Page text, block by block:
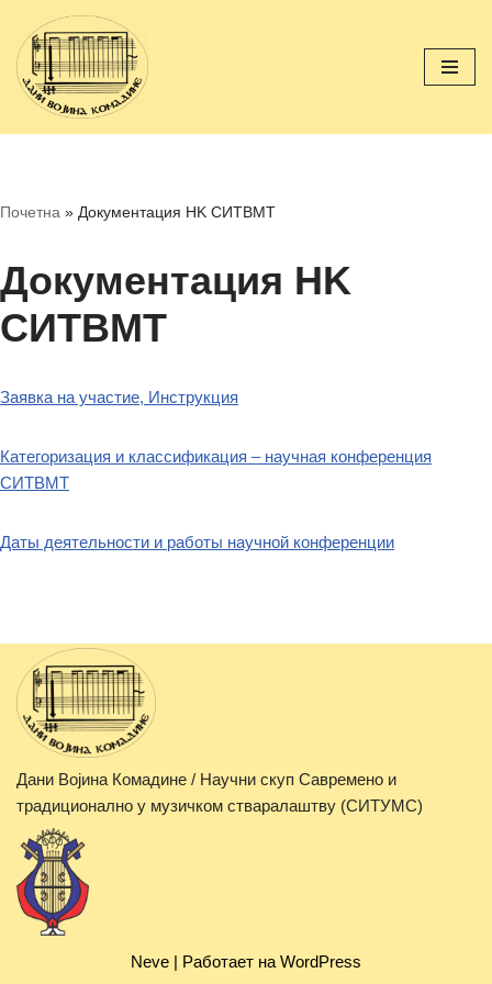
Перейти
к
содержимому
Почетна » Документация НK СИТВМТ
Документация НK
СИТВМТ
Заявка на участие, Инструкция
Категоризация и классификация – научная конференция
СИТВМТ
Даты деятельности и работы научной конференции
Дани Војина Комадине / Научни скуп Савремено и
традиционално у музичком стваралаштву (СИТУМС)
Neve | Работает на WordPress